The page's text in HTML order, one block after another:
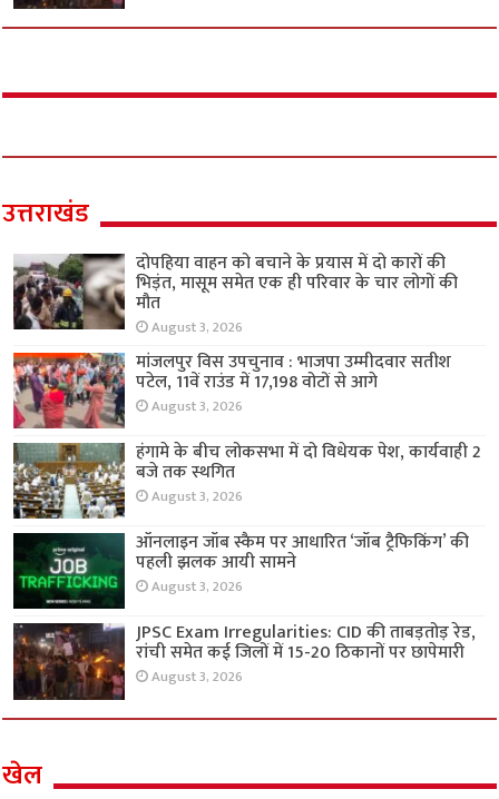
उत्तराखंड
दोपहिया वाहन को बचाने के प्रयास में दो कारों की
भिड़ंत, मासूम समेत एक ही परिवार के चार लोगों की
मौत
August 3, 2026
मांजलपुर विस उपचुनाव : भाजपा उम्मीदवार सतीश
पटेल, 11वें राउंड में 17,198 वोटों से आगे
August 3, 2026
हंगामे के बीच लोकसभा में दो विधेयक पेश, कार्यवाही 2
बजे तक स्थगित
August 3, 2026
ऑनलाइन जॉब स्कैम पर आधारित ‘जॉब ट्रैफिकिंग’ की
पहली झलक आयी सामने
August 3, 2026
JPSC Exam Irregularities: CID की ताबड़तोड़ रेड,
रांची समेत कई जिलों में 15-20 ठिकानों पर छापेमारी
August 3, 2026
खेल